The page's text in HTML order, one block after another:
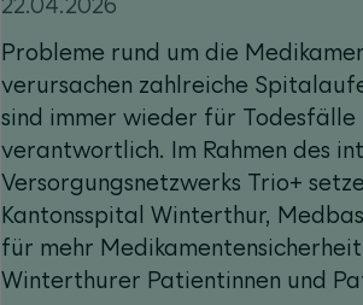
Probleme rund um die
verursachen zahlreiche
sind immer wieder für Todesfälle
verantwortlich. Im Rahmen des
Versorgungsnetzwerks Trio+
Kantonsspital Winterthur,
für mehr
Winterthurer Patientinnen und